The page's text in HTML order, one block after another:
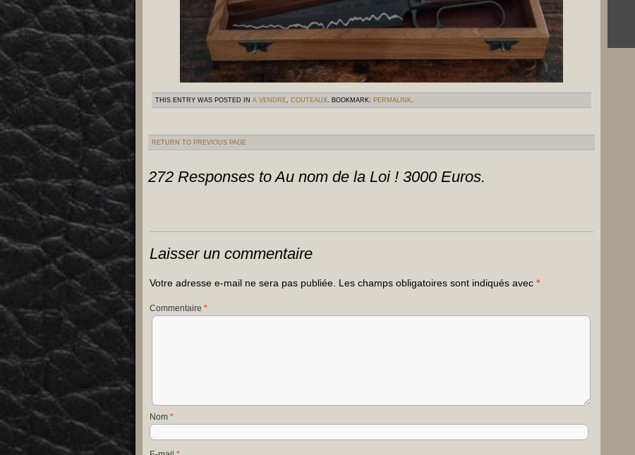
THIS ENTRY WAS POSTED IN A VENDRE, COUTEAUX. BOOKMARK: PERMALINK.
RETURN TO PREVIOUS PAGE
272 Responses toAu nom de la Loi ! 3000 Euros.
Laisser un commentaire
Votre adresse e-mail ne sera pas publiée. Les champs obligatoires sont indiqués avec *
Commentaire *
Nom *